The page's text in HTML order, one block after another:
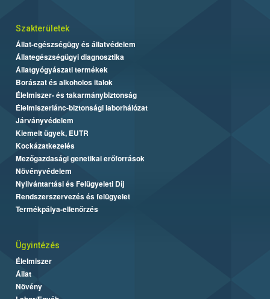
Szakterületek
Állat-egészségügy és állatvédelem
Állategészségügyi diagnosztika
Állatgyógyászati termékek
Borászat és alkoholos italok
Élelmiszer- és takarmánybiztonság
Élelmiszerlánc-biztonsági laborhálózat
Járványvédelem
Kiemelt ügyek, EUTR
Kockázatkezelés
Mezőgazdasági genetikai erőforrások
Növényvédelem
Nyilvántartási és Felügyeleti Díj
Rendszerszervezés és felügyelet
Termékpálya-ellenőrzés
Ügyintézés
Élelmiszer
Állat
Növény